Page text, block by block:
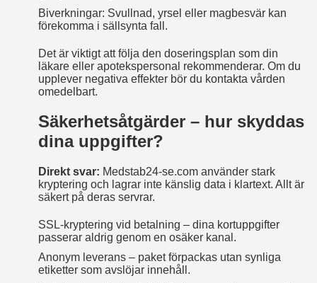
Biverkningar: Svullnad, yrsel eller magbesvär kan
förekomma i sällsynta fall.
Det är viktigt att följa den doseringsplan som din
läkare eller apotekspersonal rekommenderar. Om du
upplever negativa effekter bör du kontakta vården
omedelbart.
Säkerhetsåtgärder – hur skyddas
dina uppgifter?
Direkt svar: Medstab24‑se.com använder stark
kryptering och lagrar inte känslig data i klartext. Allt är
säkert på deras servrar.
SSL-kryptering vid betalning – dina kortuppgifter
passerar aldrig genom en osäker kanal.
Anonym leverans – paket förpackas utan synliga
etiketter som avslöjar innehåll.